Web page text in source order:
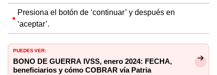
Presiona el botón de ‘continuar’ y después en
‘aceptar’.
PUEDES VER:
BONO DE GUERRA IVSS, enero 2024: FECHA,
beneficiarios y cómo COBRAR vía Patria